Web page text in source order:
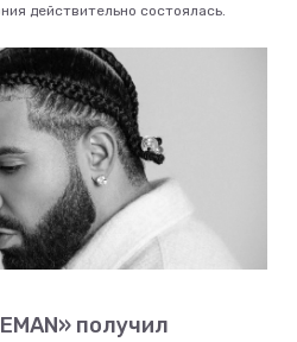
действительно состоялась.
получил